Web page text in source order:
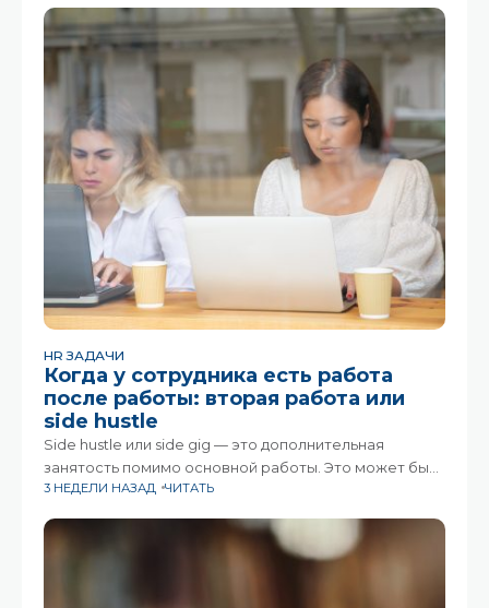
встретить его
HR ЗАДАЧИ
Когда у сотрудника есть работа
после работы: вторая работа или
side hustle
Side hustle или side gig — это дополнительная
занятость помимо основной работы. Это может быть
фриланс, преподавание, консультации, собственный
товаров.Раньше подработка чаще ассоциировалась
3 НЕДЕЛИ НАЗАД ЧИТАТЬ